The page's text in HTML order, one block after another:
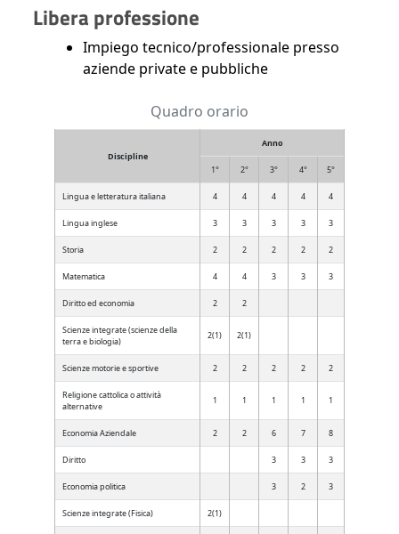
Libera professione
Impiego tecnico/professionale presso
aziende private e pubbliche
Quadro orario
Discipline
Anno
1° 2° 3° 4° 5°
Lingua e letteratura italiana 4 4 4 4 4
Lingua inglese 3 3 3 3 3
Storia 2 2 2 2 2
Matematica 4 4 3 3 3
Diritto ed economia 2 2
Scienze integrate (scienze della
terra e biologia)
2(1) 2(1)
Scienze motorie e sportive 2 2 2 2 2
Religione cattolica o attività
alternative
1 1 1 1 1
Economia Aziendale 2 2 6 7 8
Diritto 3 3 3
Economia politica 3 2 3
Scienze integrate (Fisica) 2(1)